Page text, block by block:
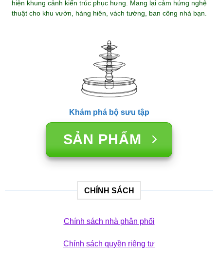
hiện khung cảnh kiến trúc phục hưng. Mang lại cảm hứng nghệ
thuật cho khu vườn, hàng hiên, vách tường, ban công nhà bạn.
Khám phá bộ sưu tập
SẢN PHẨM
CHÍNH SÁCH
Chính sách nhà phân phối
Chính sách quyền riêng tư